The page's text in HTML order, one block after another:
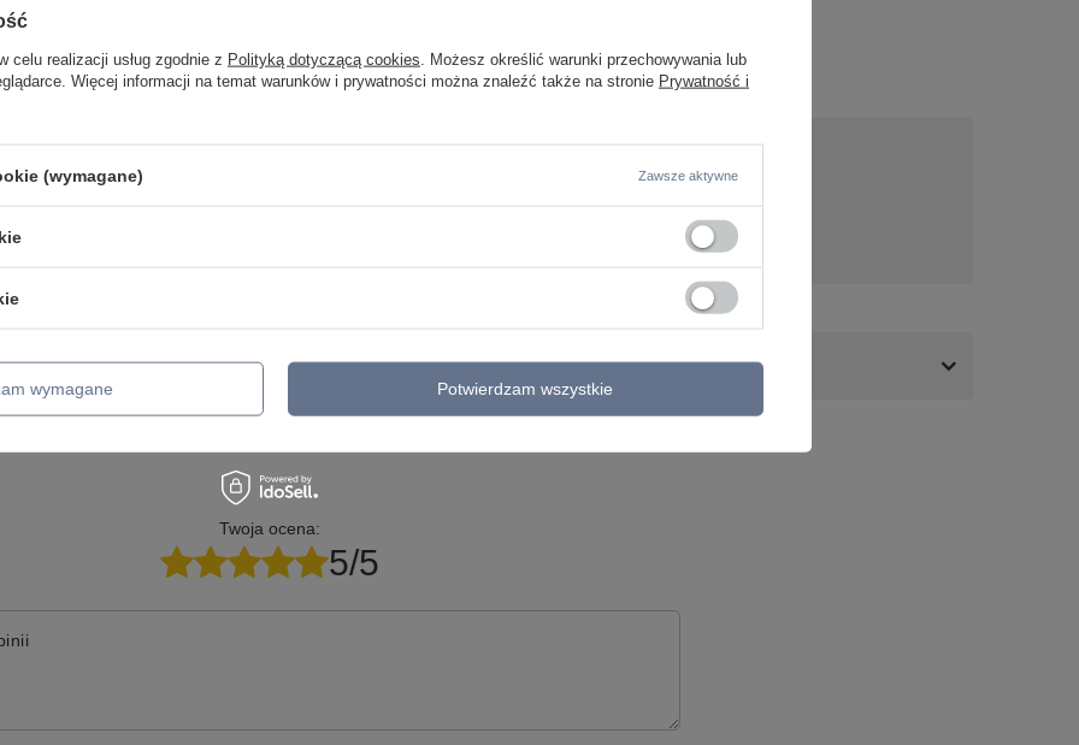
Masz pytania lub chcesz
Twoja ocena:
5/5
celu realizacji usług zgodnie z Polityką dotyczącą cookies . Możesz określić warunki przechowywania lub
Więcej informacji na temat warunków i prywatności można znaleźć także na stronie Prywatność i
(wymagane) Zawsze aktywne
wymagane Potwierdzam wszystkie